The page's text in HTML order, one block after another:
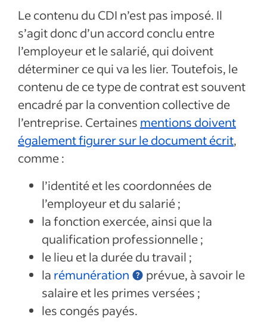
Le contenu du CDI n’est pas imposé. Il
s’agit donc d’un accord conclu entre
l’employeur et le salarié, qui doivent
déterminer ce qui va les lier. Toutefois, le
contenu de ce type de contrat est souvent
encadré par la convention collective de
l’entreprise. Certaines mentions doivent
également figurer sur le document écrit,
comme :
l’identité et les coordonnées de
l’employeur et du salarié ;
la fonction exercée, ainsi que la
qualification professionnelle ;
le lieu et la durée du travail ;
la rémunération
prévue, à savoir le
salaire et les primes versées ;
les congés payés.